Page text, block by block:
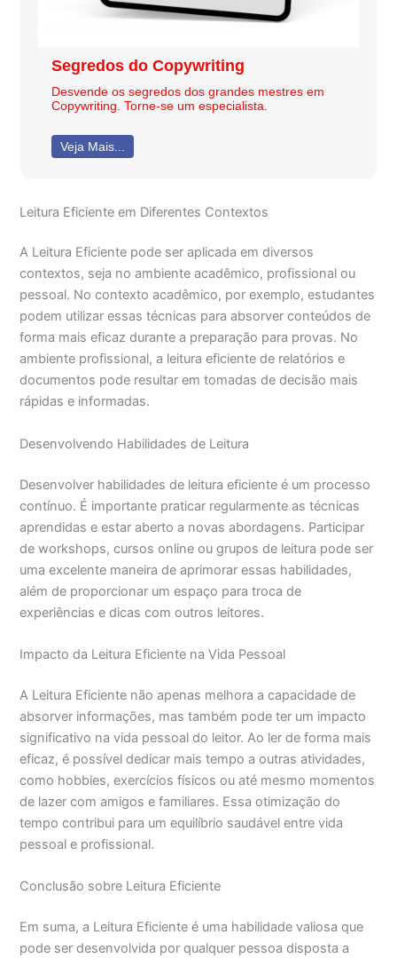
Segredos do Copywriting
Desvende os segredos dos grandes mestres em
Copywriting. Torne-se um especialista.
Veja Mais...
Leitura Eficiente em Diferentes Contextos
A Leitura Eficiente pode ser aplicada em diversos
contextos, seja no ambiente acadêmico, profissional ou
pessoal. No contexto acadêmico, por exemplo, estudantes
podem utilizar essas técnicas para absorver conteúdos de
forma mais eficaz durante a preparação para provas. No
ambiente profissional, a leitura eficiente de relatórios e
documentos pode resultar em tomadas de decisão mais
rápidas e informadas.
Desenvolvendo Habilidades de Leitura
Desenvolver habilidades de leitura eficiente é um processo
contínuo. É importante praticar regularmente as técnicas
aprendidas e estar aberto a novas abordagens. Participar
de workshops, cursos online ou grupos de leitura pode ser
uma excelente maneira de aprimorar essas habilidades,
além de proporcionar um espaço para troca de
experiências e dicas com outros leitores.
Impacto da Leitura Eficiente na Vida Pessoal
A Leitura Eficiente não apenas melhora a capacidade de
absorver informações, mas também pode ter um impacto
significativo na vida pessoal do leitor. Ao ler de forma mais
eficaz, é possível dedicar mais tempo a outras atividades,
como hobbies, exercícios físicos ou até mesmo momentos
de lazer com amigos e familiares. Essa otimização do
tempo contribui para um equilíbrio saudável entre vida
pessoal e profissional.
Conclusão sobre Leitura Eficiente
Em suma, a Leitura Eficiente é uma habilidade valiosa que
pode ser desenvolvida por qualquer pessoa disposta a